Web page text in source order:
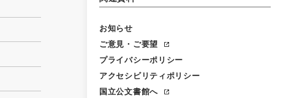
お知らせ
ご意見・ご要望
プライバシーポリシー
アクセシビリティポリシー
国立公文書館へ